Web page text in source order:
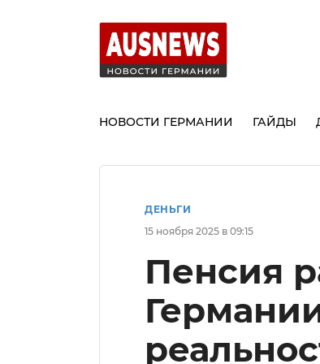
НОВОСТИ ГЕРМАНИИ ГАЙДЫ
ДЕНЬГИ
15 ноября 2025 в 09:15
Пенсия